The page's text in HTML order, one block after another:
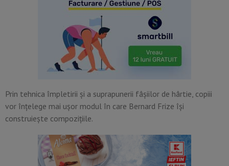
Prin tehnica împletirii și a suprapunerii fâșiilor de hârtie, copiii
vor înțelege mai ușor modul în care Bernard Frize își
construiește compozițiile.